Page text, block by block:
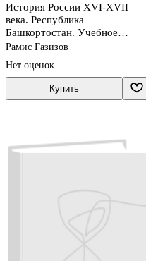
История России XVI-ХVII
века. Республика
Башкортостан. Учебное
пособие для 7 класса
организация
Рамис Газизов
Нет оценок
Купить